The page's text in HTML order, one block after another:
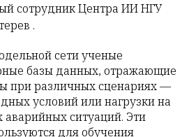
сотрудник Центра ИИ НГУ
.
сети ученые
базы данных, отражающие
при различных сценариях —
условий или нагрузки на
аварийных ситуаций. Эти
для обучения